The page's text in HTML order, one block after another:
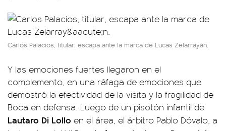
Carlos Palacios, titular, escapa ante la marca de Lucas Zelarrayán.
Y las emociones fuertes llegaron en el
complemento, en una ráfaga de emociones que
demostró la efectividad de la visita y la fragilidad de
Boca en defensa. Luego de un pisotón infantil de
Lautaro Di Lollo en el área, el árbitro Pablo Dóvalo, a